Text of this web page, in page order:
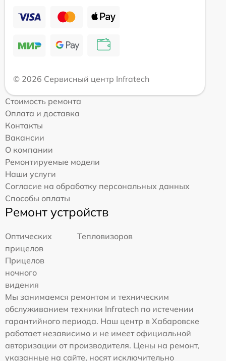
© 2026 Сервисный центр Infratech
Стоимость ремонта
Оплата и доставка
Контакты
Вакансии
О компании
Ремонтируемые модели
Наши услуги
Согласие на обработку персональных данных
Способы оплаты
Ремонт устройств
Оптических
прицелов
Тепловизоров
Прицелов
ночного
видения
Мы занимаемся ремонтом и техническим
обслуживанием техники Infratech по истечении
гарантийного периода. Наш центр в Хабаровске
работает независимо и не имеет официальной
авторизации от производителя. Цены на ремонт,
указанные на сайте, носят исключительно